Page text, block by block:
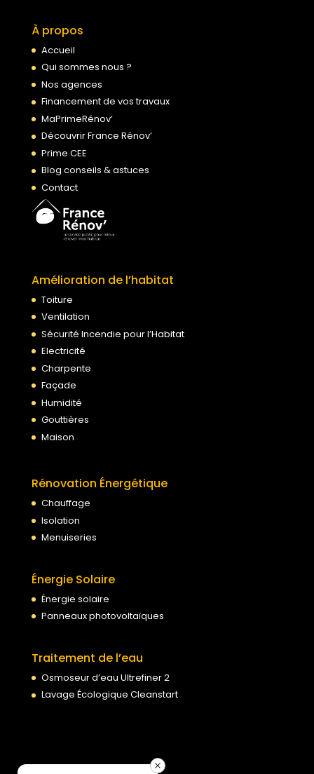
À propos
Accueil
Qui sommes nous ?
Nos agences
Financement de vos travaux
MaPrimeRénov’
Découvrir France Rénov’
Prime CEE
Blog conseils & astuces
Contact
Amélioration de l’habitat
Toiture
Ventilation
Sécurité Incendie pour l’Habitat
Electricité
Charpente
Façade
Humidité
Gouttières
Maison
Rénovation Énergétique
Chauffage
Isolation
Menuiseries
Énergie Solaire
Énergie solaire
Panneaux photovoltaïques
Traitement de l’eau
Osmoseur d’eau Ultrefiner 2
Lavage Écologique Cleanstart